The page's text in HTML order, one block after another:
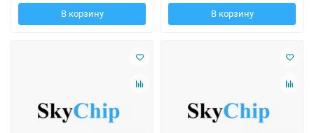
В корзину В корзину